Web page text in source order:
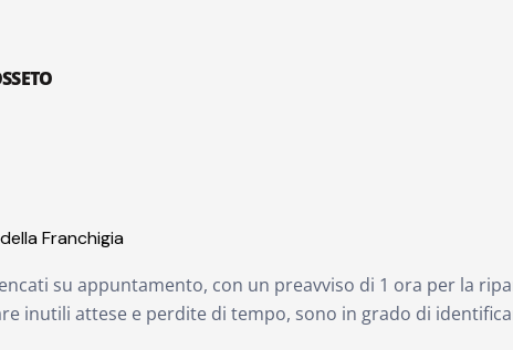
Franchigia
su appuntamento, con un preavviso di 1 ora per la
inutili attese e perdite di tempo, sono in grado di